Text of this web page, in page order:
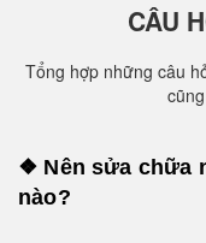
CÂU
Tổng hợp những câu
❖ Nên sửa chữa
nào?